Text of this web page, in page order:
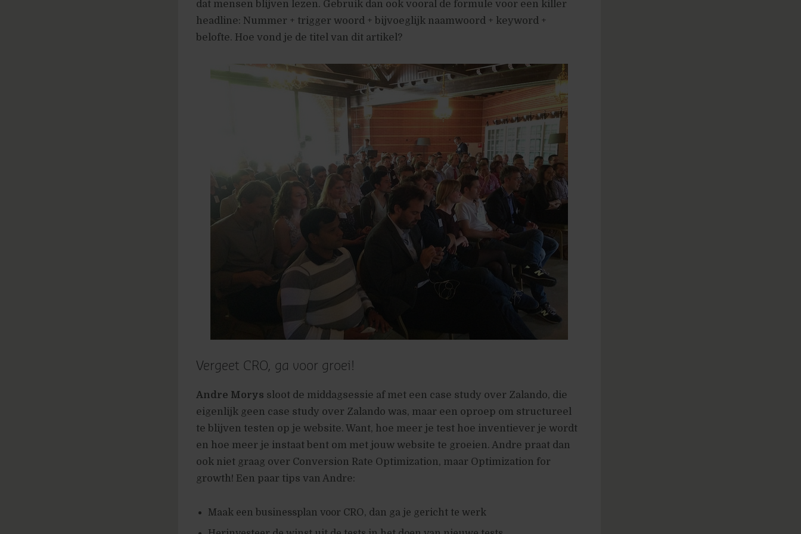
dat mensen blijven lezen. Gebruik dan ook vooral de formule voor een killer
headline: Nummer + trigger woord + bijvoeglijk naamwoord + keyword +
belofte. Hoe vond je de titel van dit artikel?
Vergeet CRO, ga voor groei!
Andre Morys sloot de middagsessie af met een case study over Zalando, die
eigenlijk geen case study over Zalando was, maar een oproep om structureel
te blijven testen op je website. Want, hoe meer je test hoe inventiever je wordt
en hoe meer je instaat bent om met jouw website te groeien. Andre praat dan
ook niet graag over Conversion Rate Optimization, maar Optimization for
growth! Een paar tips van Andre:
Maak een businessplan voor CRO, dan ga je gericht te werk